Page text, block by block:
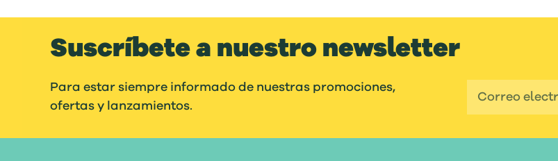
Suscríbete a nuestro newsletter
Para estar siempre informado de nuestras promociones,
ofertas y lanzamientos.